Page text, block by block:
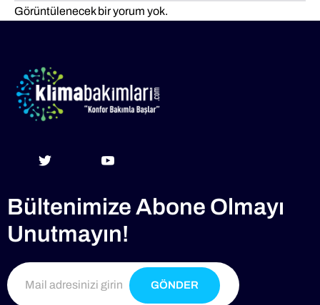
Görüntülenecek bir yorum yok.
Bültenimize Abone Olmayı
Unutmayın!
GÖNDER